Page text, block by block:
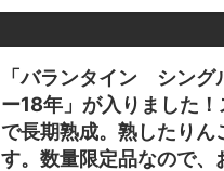
「バランタイン シン
ー18年」が入りました
で長期熟成。熟したり
す。数量限定品なので